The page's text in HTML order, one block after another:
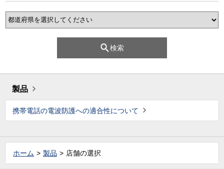
検索
製品
携帯電話の電波防護への適合性について
ホーム 製品 店舗の選択